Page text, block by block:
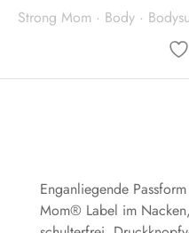
Strong Mom · Body ·
Enganliegende
Mom® Label im